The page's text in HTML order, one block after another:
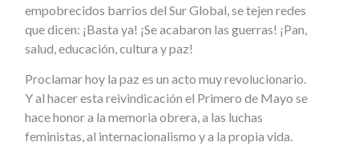
empobrecidos barrios del Sur Global, se tejen redes
que dicen: ¡Basta ya! ¡Se acabaron las guerras! ¡Pan,
salud, educación, cultura y paz!
Proclamar hoy la paz es un acto muy revolucionario.
Y al hacer esta reivindicación el Primero de Mayo se
hace honor a la memoria obrera, a las luchas
feministas, al internacionalismo y a la propia vida.